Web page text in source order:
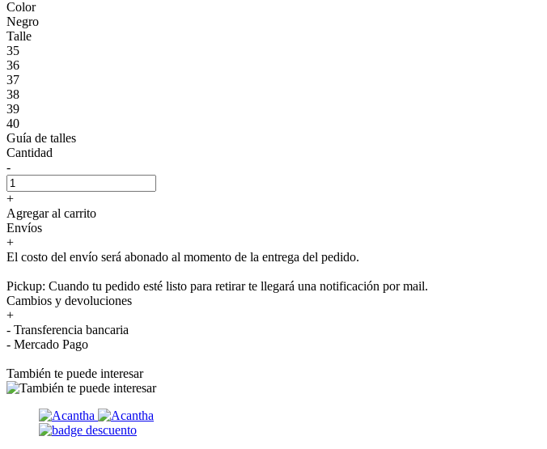
Color
Negro
Talle
35
36
37
38
39
40
Guía de talles
Cantidad
-
+
Agregar al carrito
Envíos
+
El costo del envío será abonado al momento de la entrega del pedido.
Pickup: Cuando tu pedido esté listo para retirar te llegará una notificación por mail.
Cambios y devoluciones
+
- Transferencia bancaria
- Mercado Pago
También te puede interesar